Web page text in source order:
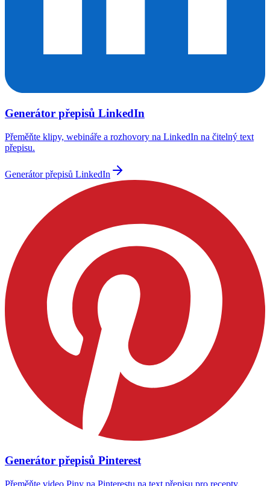
Generátor přepisů LinkedIn
Přeměňte klipy, webináře a rozhovory na LinkedIn na čitelný text
přepisu.
Generátor přepisů LinkedIn
Generátor přepisů Pinterest
Přeměňte video Piny na Pinterestu na text přepisu pro recepty,